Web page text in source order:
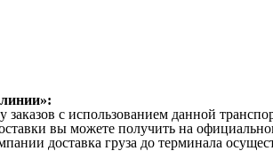
с использованием данной
вы можете получить на
доставка груза до терминала